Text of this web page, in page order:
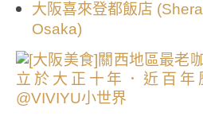
大阪喜來登都飯店
Osaka)